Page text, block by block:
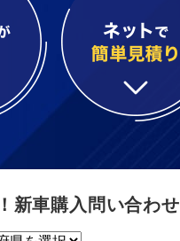
新車購入問い合わせ